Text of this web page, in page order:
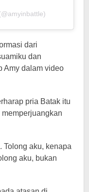
dari
dan
Amy dalam video
pria Batak itu
Tolong aku, kenapa
aku, bukan